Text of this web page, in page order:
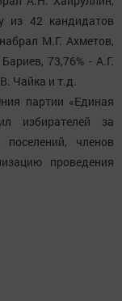
из 42 кандидатов
М.Г. Ахметов,
73,76% - А.Г.
Чайка и т.д.
партии «Единая
избирателей за
членов
проведения